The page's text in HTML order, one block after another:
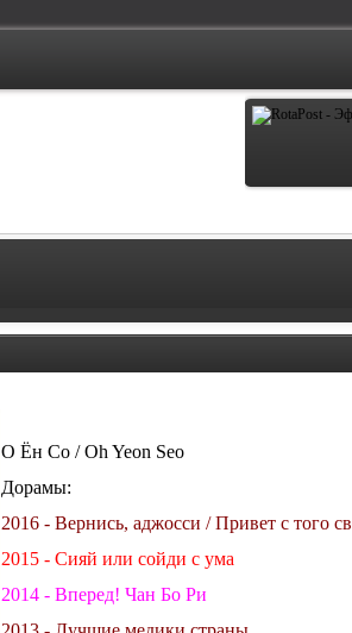
О Ён Со / Oh Yeon Seo
Дорамы:
2016 - Вернись, аджосси / Привет с того
2015 - Сияй или сойди с ума
2014 - Вперед! Чан Бо Ри